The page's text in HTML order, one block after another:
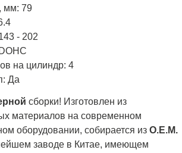
мм: 79
- 202
на цилиндр: 4
Да
сборки! Изготовлен из
материалов на современном
оборудовании, собирается из О.Е.М.
заводе в Китае, имеющем